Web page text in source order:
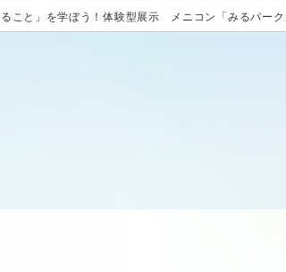
こと」を学ぼう！体験型展示 メニコン「みるパー